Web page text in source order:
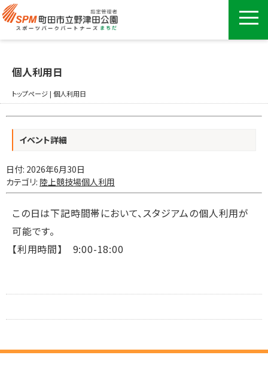
個人利用日
トップページ | 個人利用日
イベント詳細
日付: 2026年6月30日
カテゴリ: 陸上競技場個人利用
この日は下記時間帯において、スタジアムの個人利用が
可能です。
【利用時間】 9:00-18:00